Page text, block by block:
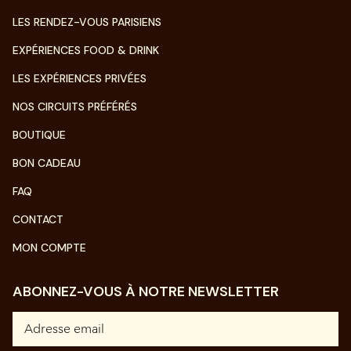
LES RENDEZ-VOUS PARISIENS
EXPÉRIENCES FOOD & DRINK
LES EXPÉRIENCES PRIVÉES
NOS CIRCUITS PRÉFÉRÉS
BOUTIQUE
BON CADEAU
FAQ
CONTACT
MON COMPTE
ABONNEZ-VOUS À NOTRE NEWSLETTER